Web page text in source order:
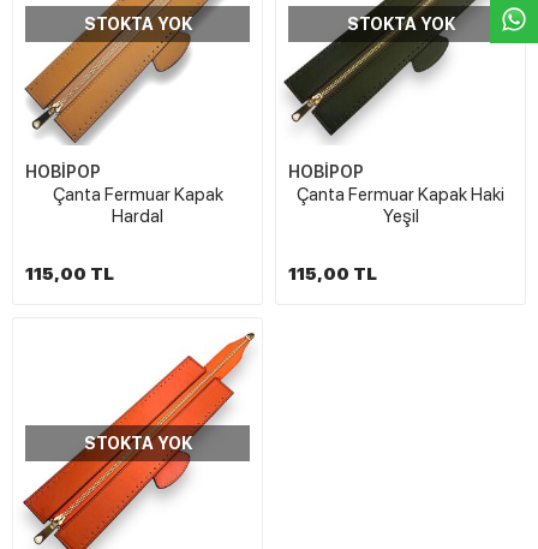
STOKTA YOK
HOBİPOP
Çanta Fermuar Kapak
Hardal
115,00 TL
STOKTA YOK
HOBİPOP
Çanta Fermuar Kapak Haki
Yeşil
115,00 TL
STOKTA YOK